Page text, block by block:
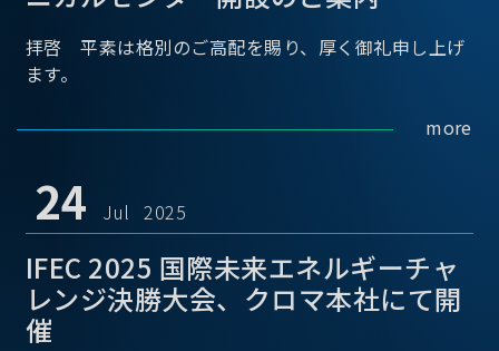
拝啓 平素は格別のご高配を賜り、厚く御礼申し上げ
ます。
more
24 Jul 2025
IFEC 2025 国際未来エネルギーチャ
レンジ決勝大会、クロマ本社にて開
催